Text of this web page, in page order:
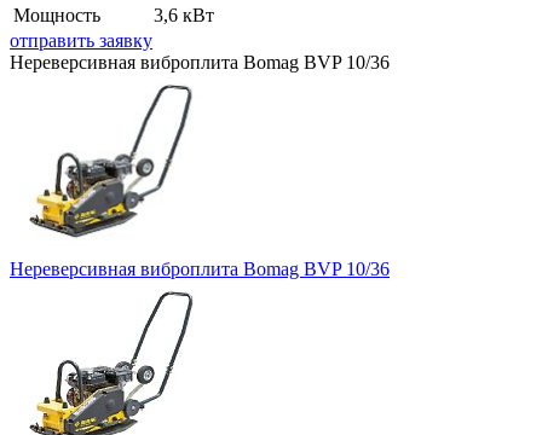
Мощность
3,6 кВт
отправить заявку
Нереверсивная виброплита Bomag BVP 10/36
Нереверсивная виброплита Bomag BVP 10/36